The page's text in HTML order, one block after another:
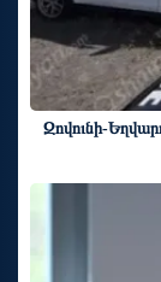
Զովունի-